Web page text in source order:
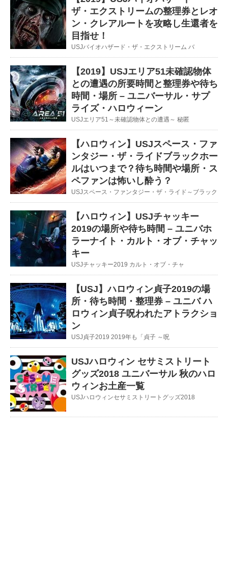
ザ・エクストリームの整理券とレオ
ン・クレアルートを攻略し生還者を
目指せ！
USJバイオハザード・ザ・エクストリーム バ
【2019】USJエリア51未確認物体
との遭遇の所要時間と整理券や待ち
時間・場所 – ユニバーサル・サプ
ライズ・ハロウィーン
USJエリア51～未確認物体との遭遇～ 秘匿
【ハロウィン】USJスペース・ファ
ンタジー・ザ・ライドブラックホー
ルはいつまで？待ち時間や場所・ス
ペファンは怖いし酔う？
USJスペース・ファンタジー・ザ・ライド～ブラック
【ハロウィン】USJチャッキー
2019の場所や待ち時間 – ‎ユニバホ
ラーナイト・カルト・オブ・チャッ
キー
USJチャッキー2019 カルト・オブ・チャ
【USJ】ハロウィン貞子2019の場
所・待ち時間・整理券 – ユニバ ハ
ロウィン貞子呪われたアトラクショ
ン
USJ貞子2019 2019年も「貞子 ～呪
USJハロウィン セサミストリート
グッズ2018 ユニバーサル 秋のハロ
ウィンお土産一覧
USJハロウィンセサミストリートグッズ2018